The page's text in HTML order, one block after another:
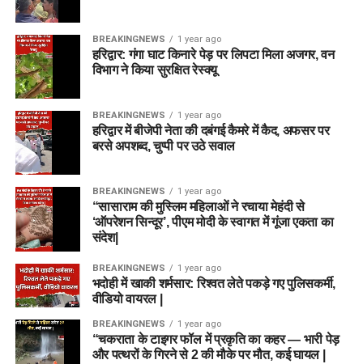
BREAKINGNEWS 1 year ago
हरिद्वार: गंगा घाट किनारे पेड़ पर लिपटा मिला अजगर, वन
विभाग ने किया सुरक्षित रेस्क्यू
BREAKINGNEWS 1 year ago
हरिद्वार में बीजेपी नेता की दबंगई कैमरे में कैद, अफसर पर
बरसे अपशब्द, चुप्पी पर उठे सवाल
BREAKINGNEWS 1 year ago
“सासाराम की मुस्लिम महिलाओं ने रचाया मेहंदी से
‘ऑपरेशन सिन्दूर’, पीएम मोदी के स्वागत में गूंजा एकता का
संदेश|
BREAKINGNEWS 1 year ago
भदोही में खाकी शर्मसार: रिश्वत लेते पकड़े गए पुलिसकर्मी,
वीडियो वायरल |
BREAKINGNEWS 1 year ago
“चकराता के टाइगर फॉल में प्रकृति का कहर — भारी पेड़
और पत्थरों के गिरने से 2 की मौके पर मौत, कई घायल |